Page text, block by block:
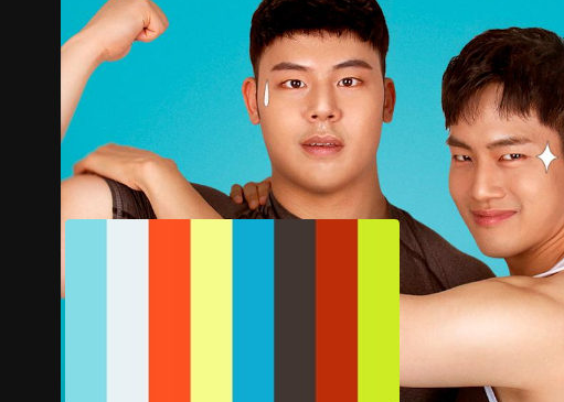
ตัวอย่าง ภาพนิ่ง เนื้อหาที่แนะนำ รายละเอียด